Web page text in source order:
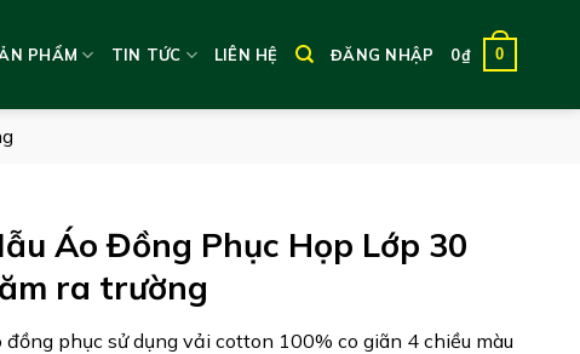
PHẨM TIN TỨC LIÊN HỆ ĐĂNG NHẬP 0₫ 0
Áo Đồng Phục Họp Lớp 30
ra trường
đồng phục sử dụng vải cotton 100% co giãn 4 chiều màu